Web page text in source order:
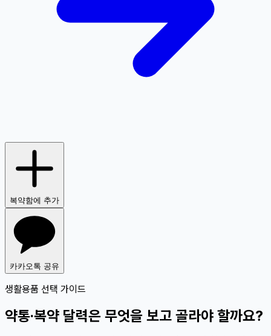
복약함에 추가
카카오톡 공유
생활용품 선택 가이드
약통·복약 달력은 무엇을 보고 골라야 할까요?